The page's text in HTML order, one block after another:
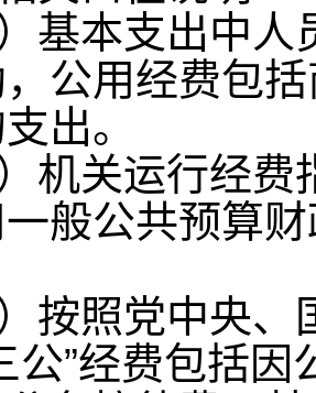
）基本支出中
公用经费包
出。
）机关运行经
般公共预算
）按照党中央
公”经费包括